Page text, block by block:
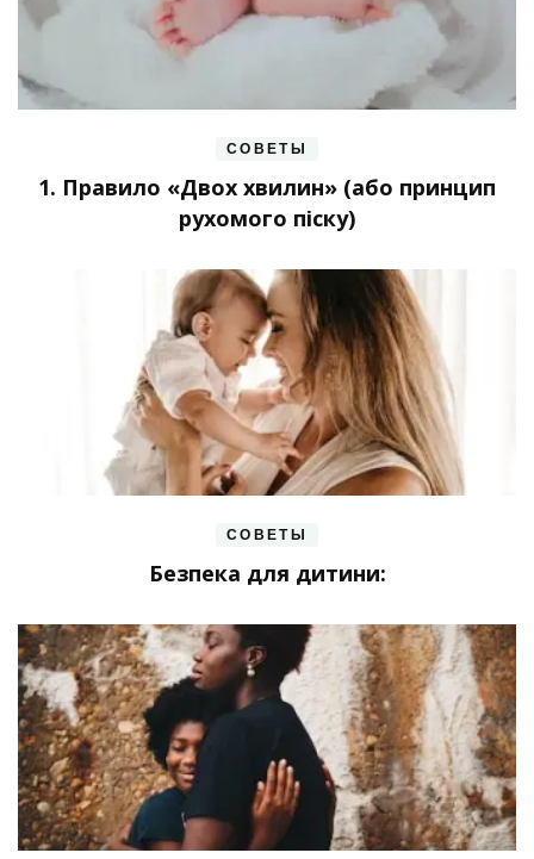
СОВЕТЫ
1. Правило «Двох хвилин» (або принцип
рухомого піску)
СОВЕТЫ
Безпека для дитини: